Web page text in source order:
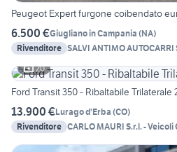
Peugeot Expert furgone coibendato
6.500 €Giugliano in Campania (NA)
Rivenditore SALVI ANTIMO AUTOCARRI
20
Ford Transit 350 - Ribaltabile Trilaterale
13.900 €Lurago d'Erba (CO)
Rivenditore CARLO MAURI S.r.l. -